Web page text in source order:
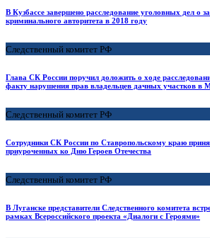
В Кузбассе завершено расследование уголовных дел о
криминального авторитета в 2018 году
Следственный комитет РФ
Глава СК России поручил доложить о ходе
факту нарушения прав владельцев дачных участков в
Следственный комитет РФ
Сотрудники СК России по Ставропольскому краю
приуроченных ко Дню Героев Отечества
Следственный комитет РФ
В Луганске представители Следственного комитета
рамках Всероссийского проекта «Диалоги с Героями»